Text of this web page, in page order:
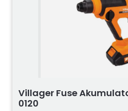
Villager Fuse
0120